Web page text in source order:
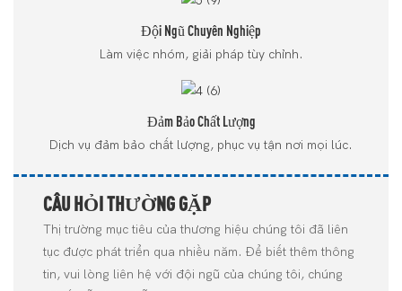
Đội Ngũ Chuyên Nghiệp
Làm việc nhóm, giải pháp tùy chỉnh.
Đảm Bảo Chất Lượng
Dịch vụ đảm bảo chất lượng, phục vụ tận nơi mọi lúc.
CÂU HỎI THƯỜNG GẶP
Thị trường mục tiêu của thương hiệu chúng tôi đã liên
tục được phát triển qua nhiều năm. Để biết thêm thông
tin, vui lòng liên hệ với đội ngũ của chúng tôi, chúng